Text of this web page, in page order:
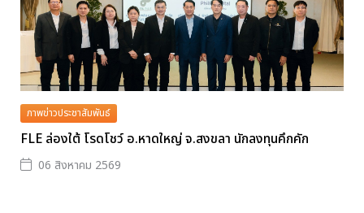
ภาพข่าวประชาสัมพันธ์
FLE ล่องใต้ โรดโชว์ อ.หาดใหญ่ จ.สงขลา นักลงทุนคึกคัก
06 สิงหาคม 2569